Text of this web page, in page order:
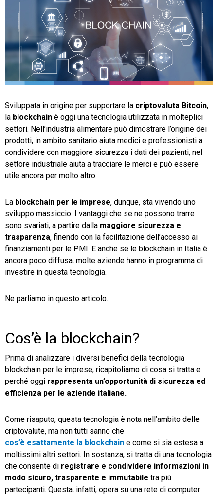
Fatturazione
Financial Solutions
HR
Trust Services
TeamSystem Store
Sviluppata in origine per supportare la criptovaluta Bitcoin,
la blockchain è oggi una tecnologia utilizzata in molteplici
settori. Nell’industria alimentare può dimostrare l’origine dei
prodotti, in ambito sanitario aiuta medici e professionisti a
condividere con maggiore sicurezza i dati dei pazienti, nel
settore industriale aiuta a tracciare le merci e può essere
utile ancora per molto altro.
La blockchain per le imprese, dunque, sta vivendo uno
sviluppo massiccio. I vantaggi che se ne possono trarre
sono svariati, a partire dalla maggiore sicurezza e
trasparenza, finendo con la facilitazione dell’accesso ai
finanziamenti per le PMI. E anche se le blockchain in Italia è
ancora poco diffusa, molte aziende hanno in programma di
investire in questa tecnologia.
Ne parliamo in questo articolo.
Cos’è la blockchain?
Prima di analizzare i diversi benefici della tecnologia
blockchain per le imprese, ricapitoliamo di cosa si tratta e
perché oggi rappresenta un’opportunità di sicurezza ed
efficienza per le aziende italiane.
Come risaputo, questa tecnologia è nota nell’ambito delle
criptovalute, ma non tutti sanno che
cos’è esattamente la blockchain e come si sia estesa a
moltissimi altri settori. In sostanza, si tratta di una tecnologia
che consente di registrare e condividere informazioni in
modo sicuro, trasparente e immutabile tra più
partecipanti. Questa, infatti, opera su una rete di computer